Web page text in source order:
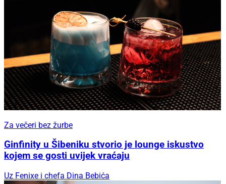
Za večeri bez žurbe
Ginfinity u Šibeniku stvorio je lounge iskustvo
kojem se gosti uvijek vraćaju
Uz Fenixe i chefa Dina Bebića